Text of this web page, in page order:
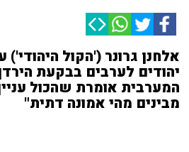
אלחנן גרונר ('הקול היהודי')
יהודים לערבים בבקעת
המערבית אומרת שהכול
מבינים מהי אמונה דתית"